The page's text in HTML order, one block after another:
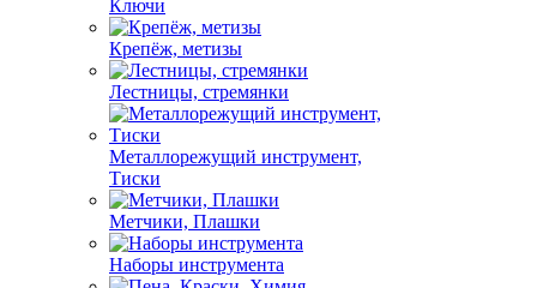
Ключи
Крепёж, метизы
Лестницы, стремянки
Металлорежущий инструмент,
Тиски
Метчики, Плашки
Наборы инструмента